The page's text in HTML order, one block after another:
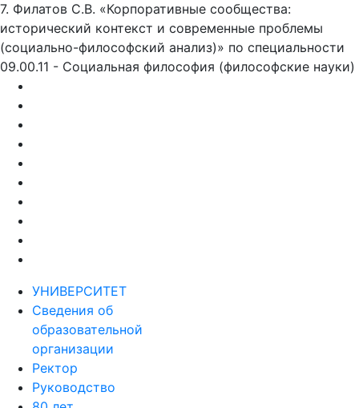
7. Филатов С.В. «Корпоративные сообщества:
исторический контекст и современные проблемы
(социально-философский анализ)» по специальности
09.00.11 - Социальная философия (философские науки)
УНИВЕРСИТЕТ
Сведения об
образовательной
организации
Ректор
Руководство